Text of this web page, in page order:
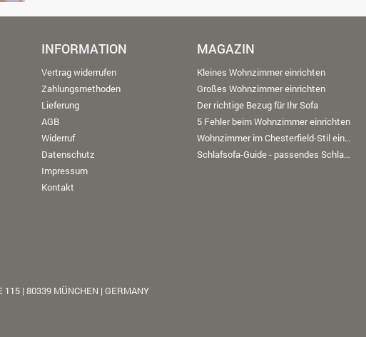
INFORMATION
Vertrag widerrufen
Zahlungsmethoden
Lieferung
AGB
Widerruf
Datenschutz
Impressum
Kontakt
MAGAZIN
Kleines Wohnzimmer einrichten
Großes Wohnzimmer einrichten
Der richtige Bezug für Ihr Sofa
5 Fehler beim Wohnzimmer einrichten
Wohnzimmer im Chesterfield-Stil einrichten
Schlafsofa-Guide - passendes Schlafsofa finden
115 | 80339 MÜNCHEN | GERMANY